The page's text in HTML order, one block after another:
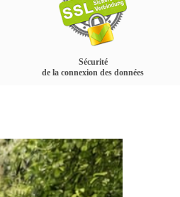
Sécurité
de la connexion des données